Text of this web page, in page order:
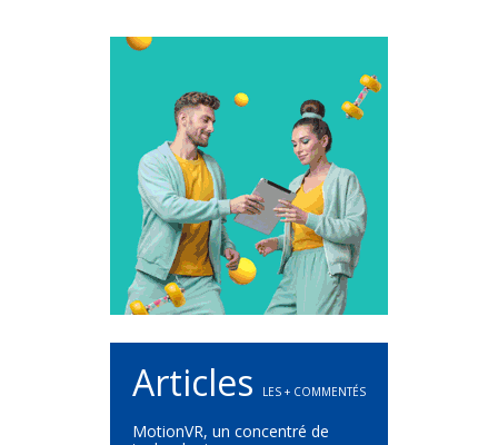
Articles LES + COMMENTÉS
MotionVR, un concentré de